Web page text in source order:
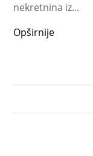
nekretnina iz...
Opširnije